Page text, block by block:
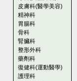
皮膚科(醫學美容)
精神科
胃腸科
骨科
腎臟科
整形外科
藥劑科
復健科(運動醫學)
護理科